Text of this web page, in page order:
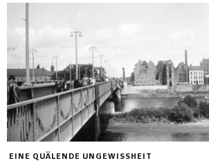
EINE QUÄLENDE UNGEWISSHEIT